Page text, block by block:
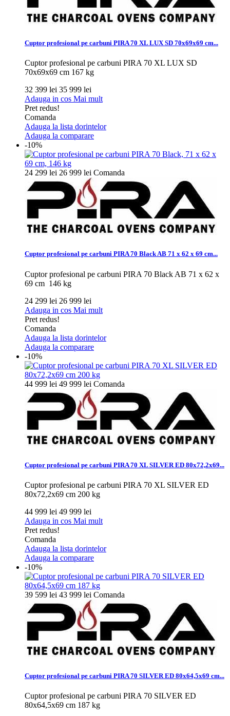
Cuptor profesional pe carbuni PIRA 70 XL LUX SD 70x69x69 cm...
Cuptor profesional pe carbuni PIRA 70 XL LUX SD
70x69x69 cm 167 kg
32 399 lei 35 999 lei
Adauga in cos Mai mult
Pret redus!
Comanda
Adauga la lista dorintelor
Adauga la comparare
-10%
24 299 lei 26 999 lei Comanda
Cuptor profesional pe carbuni PIRA 70 Black AB 71 x 62 x 69 cm...
Cuptor profesional pe carbuni PIRA 70 Black AB 71 x 62 x
69 cm 146 kg
24 299 lei 26 999 lei
Adauga in cos Mai mult
Pret redus!
Comanda
Adauga la lista dorintelor
Adauga la comparare
-10%
44 999 lei 49 999 lei Comanda
Cuptor profesional pe carbuni PIRA 70 XL SILVER ED 80x72,2x69...
Cuptor profesional pe carbuni PIRA 70 XL SILVER ED
80x72,2x69 cm 200 kg
44 999 lei 49 999 lei
Adauga in cos Mai mult
Pret redus!
Comanda
Adauga la lista dorintelor
Adauga la comparare
-10%
39 599 lei 43 999 lei Comanda
Cuptor profesional pe carbuni PIRA 70 SILVER ED 80x64,5x69 cm...
Cuptor profesional pe carbuni PIRA 70 SILVER ED
80x64,5x69 cm 187 kg